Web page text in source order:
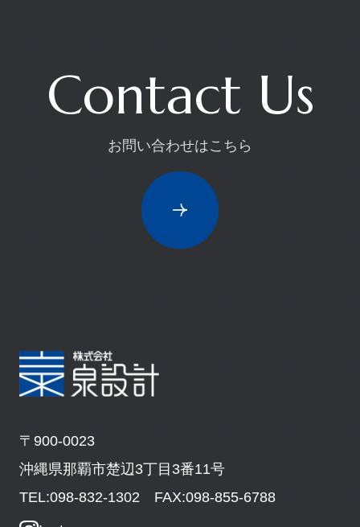
Contact Us
お問い合わせはこちら
〒900-0023
沖縄県那覇市楚辺3丁目3番11号
TEL:098-832-1302 FAX:098-855-6788